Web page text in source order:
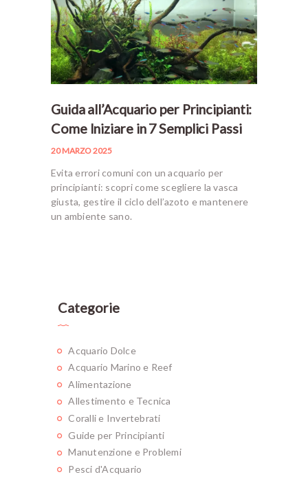
Guida all’Acquario per Principianti:
Come Iniziare in 7 Semplici Passi
20 MARZO 2025
Evita errori comuni con un acquario per
principianti: scopri come scegliere la vasca
giusta, gestire il ciclo dell’azoto e mantenere
un ambiente sano.
Categorie
Acquario Dolce
Acquario Marino e Reef
Alimentazione
Allestimento e Tecnica
Coralli e Invertebrati
Guide per Principianti
Manutenzione e Problemi
Pesci d'Acquario